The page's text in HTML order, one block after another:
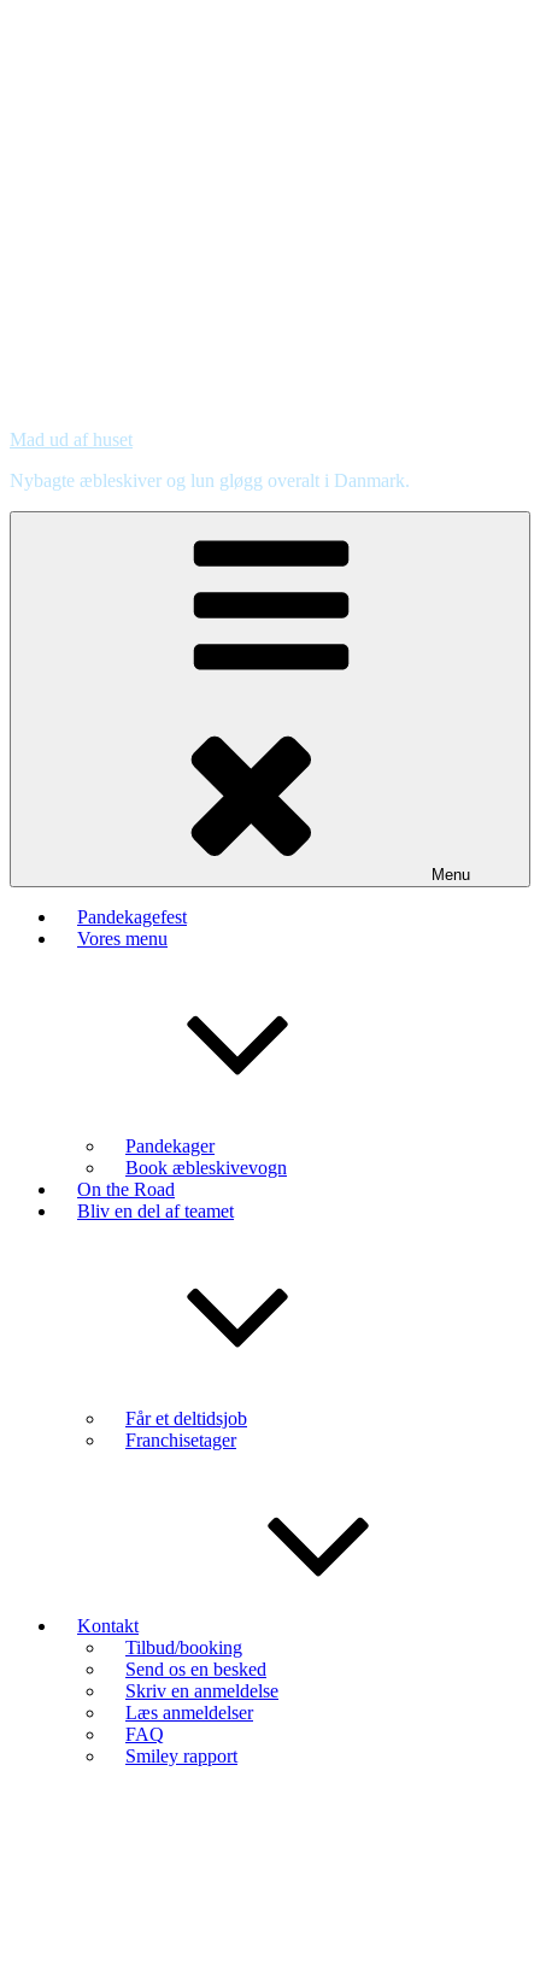
Mad ud af huset
Nybagte æbleskiver og lun gløgg overalt i Danmark.
Menu
Pandekagefest
Vores menu
Pandekager
Book æbleskivevogn
On the Road
Bliv en del af teamet
Får et deltidsjob
Franchisetager
Kontakt
Tilbud/booking
Send os en besked
Skriv en anmeldelse
Læs anmeldelser
FAQ
Smiley rapport